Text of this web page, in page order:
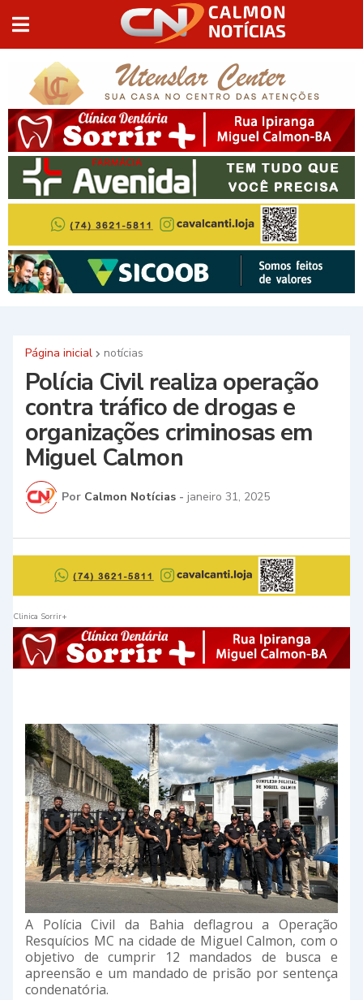
Página inicial notícias
Polícia Civil realiza operação
contra tráfico de drogas e
organizações criminosas em
Miguel Calmon
Por Calmon Notícias - janeiro 31, 2025
Clinica Sorrir+
A Polícia Civil da Bahia deflagrou a Operação
Resquícios MC na cidade de Miguel Calmon, com o
objetivo de cumprir 12 mandados de busca e
apreensão e um mandado de prisão por sentença
condenatória.